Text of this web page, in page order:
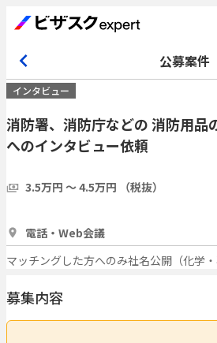
公募案件
インタビュー
消防署、消防庁などの 消防用品
へのインタビュー依頼
3.5万円 〜 4.5万円 （税抜）
電話・Web会議
マッチングした方へのみ社名公開（化学・
募集内容